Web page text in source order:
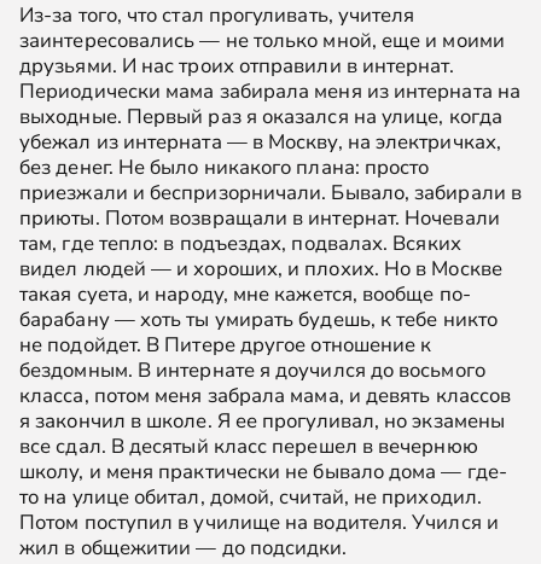
Из-за того, что стал прогуливать, учителя
заинтересовались — не только мной, еще и моими
друзьями. И нас троих отправили в интернат.
Периодически мама забирала меня из интерната на
выходные. Первый раз я оказался на улице, когда
убежал из интерната — в Москву, на электричках,
без денег. Не было никакого плана: просто
приезжали и беспризорничали. Бывало, забирали в
приюты. Потом возвращали в интернат. Ночевали
там, где тепло: в подъездах, подвалах. Всяких
видел людей — и хороших, и плохих. Но в Москве
такая суета, и народу, мне кажется, вообще по-
барабану — хоть ты умирать будешь, к тебе никто
не подойдет. В Питере другое отношение к
бездомным. В интернате я доучился до восьмого
класса, потом меня забрала мама, и девять классов
я закончил в школе. Я ее прогуливал, но экзамены
все сдал. В десятый класс перешел в вечернюю
школу, и меня практически не бывало дома — где-
то на улице обитал, домой, считай, не приходил.
Потом поступил в училище на водителя. Учился и
жил в общежитии — до подсидки.